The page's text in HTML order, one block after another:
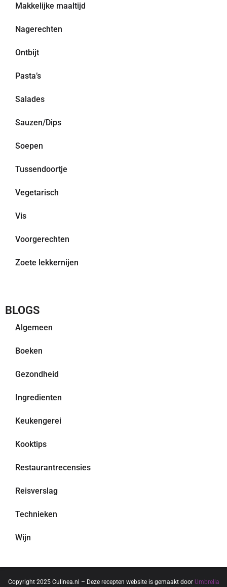
Makkelijke maaltijd
Nagerechten
Ontbijt
Pasta’s
Salades
Sauzen/Dips
Soepen
Tussendoortje
Vegetarisch
Vis
Voorgerechten
Zoete lekkernijen
BLOGS
Algemeen
Boeken
Gezondheid
Ingredienten
Keukengerei
Kooktips
Restaurantrecensies
Reisverslag
Technieken
Wijn
Copyright 2025 Culinea.nl – Deze recepten website is gemaakt door Umbrella